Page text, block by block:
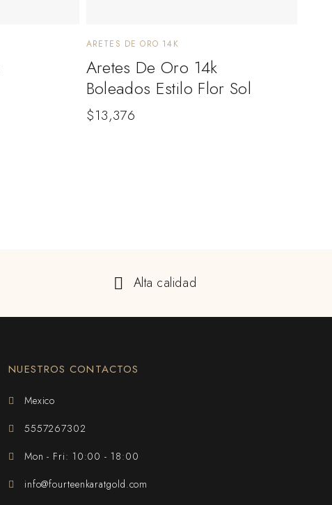
ARETES DE ORO 14K
Aretes De Oro 14k
Boleados Estilo Flor Sol
$13,376
Alta calidad
NUESTROS CONTACTOS
Mexico
5557267302
Mon - Fri: 10:00 - 18:00
info@fourteenkaratgold.com